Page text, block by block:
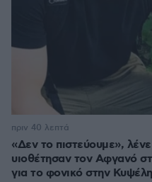
«Δεν το πιστεύουμε»,
υιοθέτησαν τον Αφγανό
για το φονικό στην
πριν 40 λεπτά